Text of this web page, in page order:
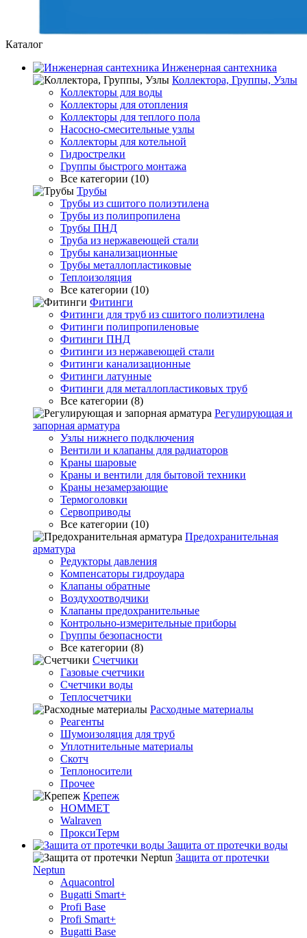
Каталог
Инженерная сантехника
Коллектора, Группы, Узлы
Коллекторы для воды
Коллекторы для отопления
Коллекторы для теплого пола
Насосно-смесительные узлы
Коллекторы для котельной
Гидрострелки
Группы быстрого монтажа
Все категории (10)
Трубы
Трубы из сшитого полиэтилена
Трубы из полипропилена
Трубы ПНД
Труба из нержавеющей стали
Трубы канализационные
Трубы металлопластиковые
Теплоизоляция
Все категории (10)
Фитинги
Фитинги для труб из сшитого полиэтилена
Фитинги полипропиленовые
Фитинги ПНД
Фитинги из нержавеющей стали
Фитинги канализационные
Фитинги латунные
Фитинги для металлопластиковых труб
Все категории (8)
Регулирующая и
запорная арматура
Узлы нижнего подключения
Вентили и клапаны для радиаторов
Краны шаровые
Краны и вентили для бытовой техники
Краны незамерзающие
Термоголовки
Сервоприводы
Все категории (10)
Предохранительная
арматура
Редукторы давления
Компенсаторы гидроудара
Клапаны обратные
Воздухоотводчики
Клапаны предохранительные
Контрольно-измерительные приборы
Группы безопасности
Все категории (8)
Счетчики
Газовые счетчики
Счетчики воды
Теплосчетчики
Расходные материалы
Реагенты
Шумоизоляция для труб
Уплотнительные материалы
Скотч
Теплоносители
Прочее
Крепеж
HOMMET
Walraven
ПроксиТерм
Защита от протечки воды
Защита от протечки
Neptun
Aquacontrol
Bugatti Smart+
Profi Base
Profi Smart+
Bugatti Base